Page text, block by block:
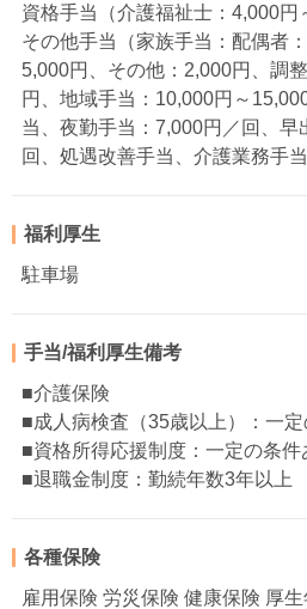
資格手当（介護福祉士：4,000円
その他手当（家族手当：配偶者
5,000円、その他：2,000円、調
円、地域手当：10,000円～
当、夜勤手当：7,000円／回、早
回、処遇改善手当、介護業務手
福利厚生
駐車場
手当/福利厚生備考
■介護保険
■成人病検査（35歳以上）：一
■資格所得応援制度：一定の条件
■退職金制度：勤続年数3年以上
各種保険
雇用保険 労災保険 健康保険 厚